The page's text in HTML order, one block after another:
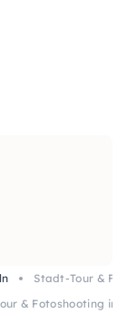
Stadt-Tour &
& Fotoshooting in